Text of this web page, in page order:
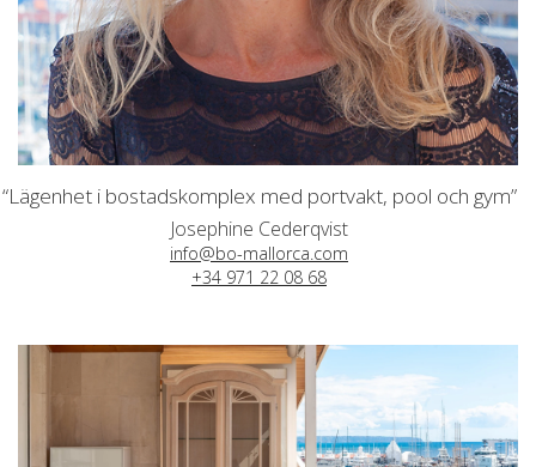
“Lägenhet i bostadskomplex med portvakt, pool och gym”
Josephine Cederqvist
info@bo-mallorca.com
+34 971 22 08 68